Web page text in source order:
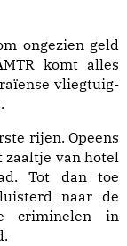
ongezien geld
komt alles
vliegtuig­
rijen. Opeens
zaaltje van hotel
Tot dan toe
naar de
criminelen in